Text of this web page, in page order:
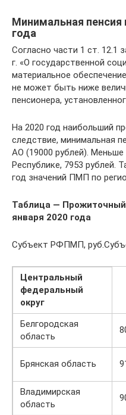
Минимальная пенсия
года
Согласно части 1 ст. 12.1
г. «О государственной
материальное
не может быть ниже
пенсионера,
На 2020 год наибольший
следствие, минимальная
АО (19000 рублей).
Республике, 7953 рублей.
год значений ПМП по
Таблица —
января 2020 года
Субъект РФПМП,
Центральный
федеральный
округ
Белгородская
область
Брянская область
Владимирская
область